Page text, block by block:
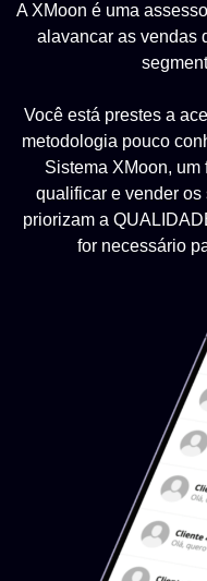
A XMoon é uma
alavancar as vendas
Você está prestes a
metodologia pouco
Sistema XMoon,
qualificar e vender
priorizam a
for necessário